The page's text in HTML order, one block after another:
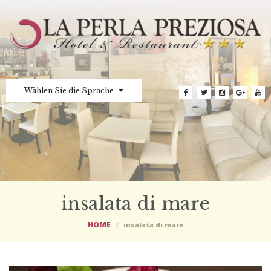
Wählen Sie die Sprache
insalata di mare
HOME insalata di mare